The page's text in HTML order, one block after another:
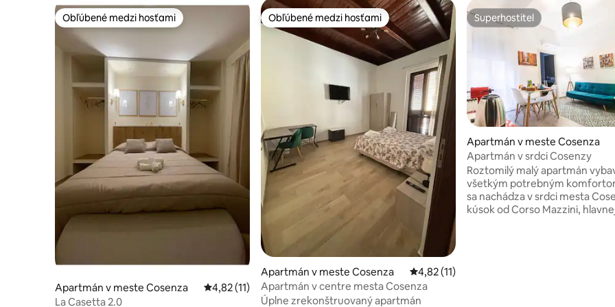
Obľúbené medzi hosťami
Obľúbené medzi hosťami
Apartmán v meste Cosenza Priemerné ohodnotenie 4,82 z 5, počet hodnotení: 11
4,82 (11)
La Casetta 2.0
Obľúbené medzi hosťami
Obľúbené medzi hosťami
Apartmán v meste Cosenza Priemerné ohodnotenie 4,82 z 5, počet
4,82 (11)
Apartmán v centre mesta Cosenza
Úplne zrekonštruovaný apartmán
Superhostiteľ
Superhostiteľ
Apartmán v meste Cosenza
Apartmán v srdci Cosenzy
Roztomilý malý apartmán
všetkým potrebným
sa nachádza v srdci mesta
kúsok od Corso Mazzini,